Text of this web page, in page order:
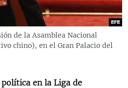
EN CUBA
de la Asamblea Nacional
chino), en el Gran Palacio del
en la Liga de